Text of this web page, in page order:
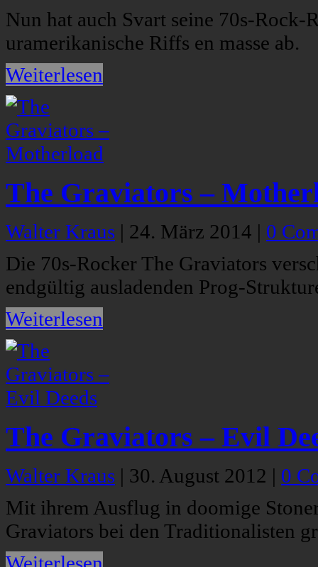
Nun hat auch Svart seine 70s-
uramerikanische Riffs en masse ab.
Weiterlesen
The Graviators –
Walter Kraus | 24. März 2014 | 0
Die 70s-Rocker The Graviators
endgültig ausladenden Prog-
Weiterlesen
The Graviators – Evil
Walter Kraus | 30. August 2012 | 0
Mit ihrem Ausflug in doomige
Graviators bei den Traditionalisten